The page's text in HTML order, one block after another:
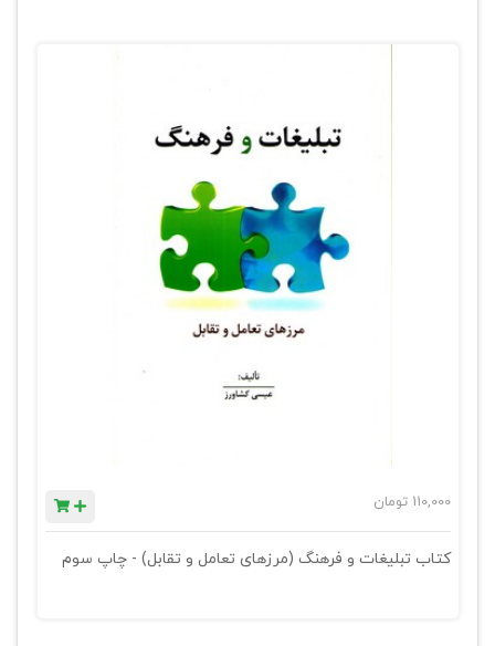
110,000 تومان
کتاب تبلیغات و فرهنگ (مرزهای تعامل و تقابل) - چاپ سوم